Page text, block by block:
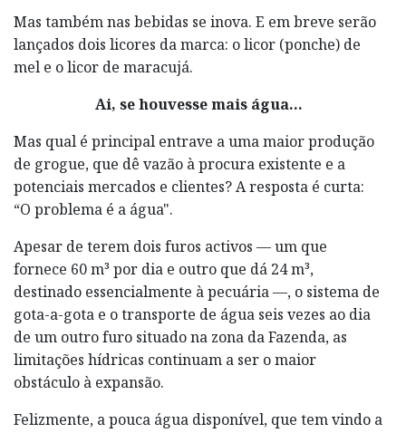
Mas também nas bebidas se inova. E em breve serão
lançados dois licores da marca: o licor (ponche) de
mel e o licor de maracujá.
Ai, se houvesse mais água…
Mas qual é principal entrave a uma maior produção
de grogue, que dê vazão à procura existente e a
potenciais mercados e clientes? A resposta é curta:
“O problema é a água".
Apesar de terem dois furos activos — um que
fornece 60 m³ por dia e outro que dá 24 m³,
destinado essencialmente à pecuária —, o sistema de
gota-a-gota e o transporte de água seis vezes ao dia
de um outro furo situado na zona da Fazenda, as
limitações hídricas continuam a ser o maior
obstáculo à expansão.
Felizmente, a pouca água disponível, que tem vindo a